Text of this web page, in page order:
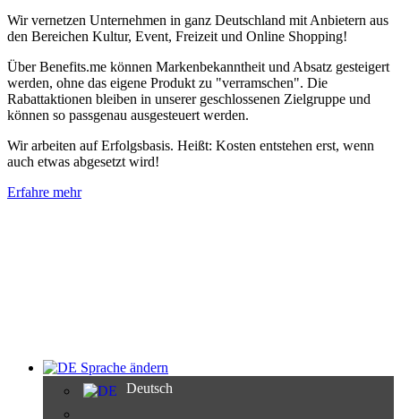
Wir vernetzen Unternehmen in ganz Deutschland mit Anbietern aus
den Bereichen Kultur, Event, Freizeit und Online Shopping!
Über Benefits.me können Markenbekanntheit und Absatz gesteigert
werden, ohne das eigene Produkt zu "verramschen". Die
Rabattaktionen bleiben in unserer geschlossenen Zielgruppe und
können so passgenau ausgesteuert werden.
Wir arbeiten auf Erfolgsbasis. Heißt: Kosten entstehen erst, wenn
auch etwas abgesetzt wird!
Erfahre mehr
Sprache ändern
Deutsch